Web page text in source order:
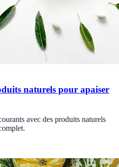
naturels pour apaiser
avec des produits naturels